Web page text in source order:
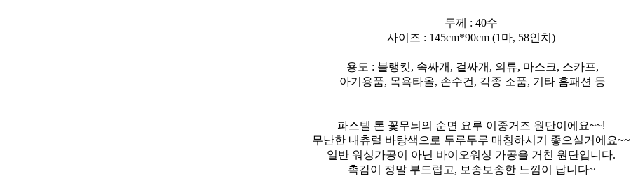
두께 : 40수
사이즈 : 145cm*90cm (1마, 58인치)
용도 : 블랭킷, 속싸개, 겉싸개, 의류, 마스크, 스카프,
아기용품, 목욕타올, 손수건, 각종 소품, 기타 홈패션 등
파스텔 톤 꽃무늬의 순면 요루 이중거즈 원단이에요~~!
무난한 내츄럴 바탕색으로 두루두루 매칭하시기 좋으실거에요~~
일반 워싱가공이 아닌 바이오워싱 가공을 거친 원단입니다.
촉감이 정말 부드럽고, 보송보송한 느낌이 납니다~